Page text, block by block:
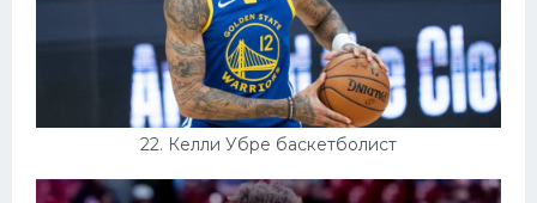
22. Келли Убре баскетболист